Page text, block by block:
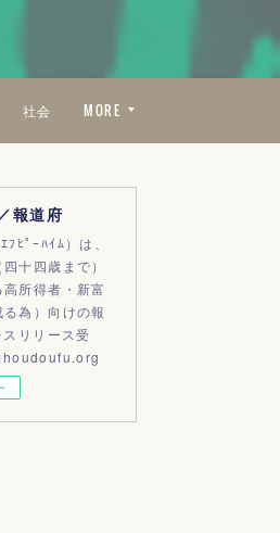
社会 MORE
報道府
ﾋﾟｰﾊｲﾑ）は、
十四歳まで）
所得者・新富
為）向けの報
リリース受